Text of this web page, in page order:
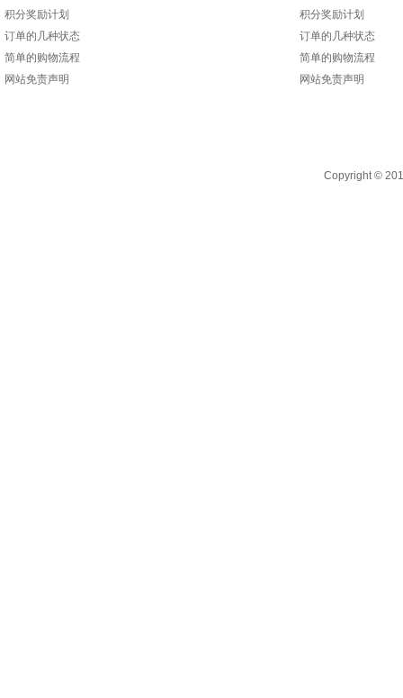
积分奖励计划
订单的几种状态
简单的购物流程
网站免责声明
积分奖励计划
订单的几种状态
简单的购物流程
网站免责声明
Copyright ©